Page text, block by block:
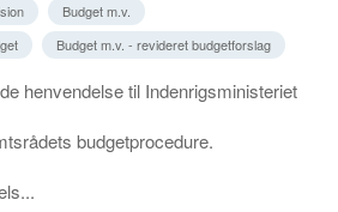
Budget m.v.
Budget m.v. - revideret budgetforslag
henvendelse til Indenrigsministeriet
budgetprocedure.